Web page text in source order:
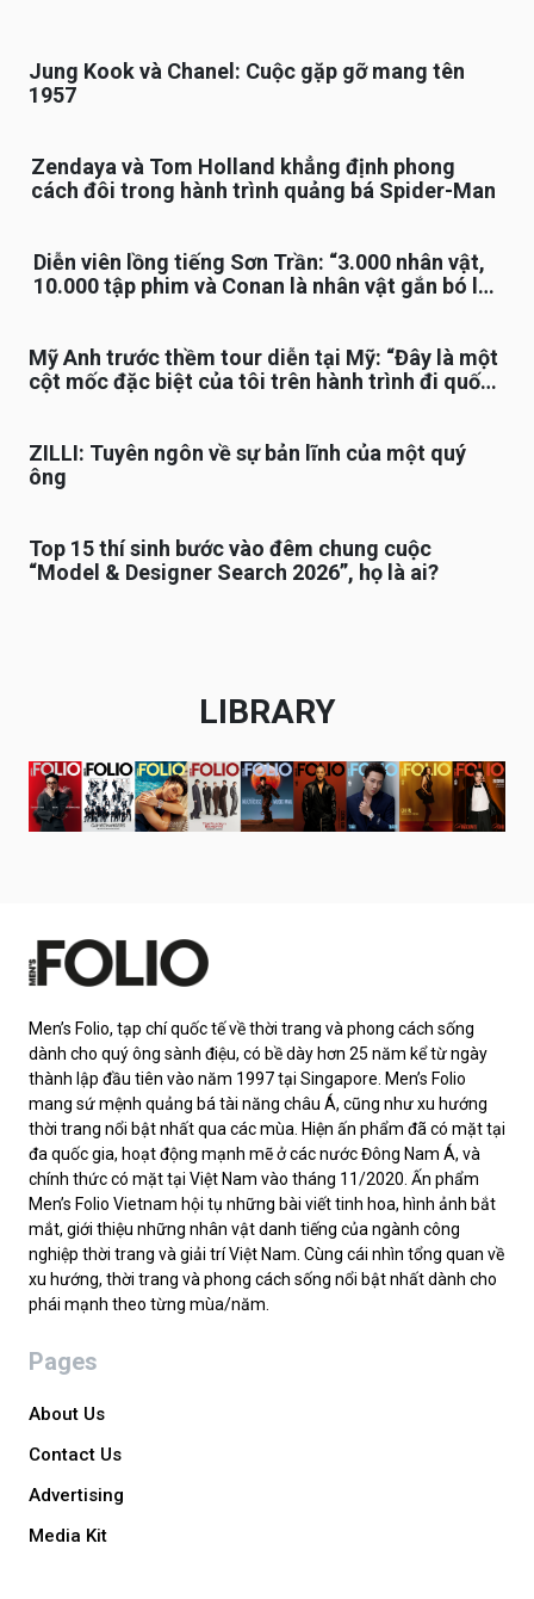
Jung Kook và Chanel: Cuộc gặp gỡ mang tên
1957
Zendaya và Tom Holland khẳng định phong
cách đôi trong hành trình quảng bá Spider-Man
Diễn viên lồng tiếng Sơn Trần: “3.000 nhân vật,
10.000 tập phim và Conan là nhân vật gắn bó lâu
Mỹ Anh trước thềm tour diễn tại Mỹ: “Đây là một
cột mốc đặc biệt của tôi trên hành trình đi quốc
ZILLI: Tuyên ngôn về sự bản lĩnh của một quý
ông
Top 15 thí sinh bước vào đêm chung cuộc
“Model & Designer Search 2026”, họ là ai?
LIBRARY
Men’s Folio, tạp chí quốc tế về thời trang và phong cách sống
dành cho quý ông sành điệu, có bề dày hơn 25 năm kể từ ngày
thành lập đầu tiên vào năm 1997 tại Singapore. Men’s Folio
mang sứ mệnh quảng bá tài năng châu Á, cũng như xu hướng
thời trang nổi bật nhất qua các mùa. Hiện ấn phẩm đã có mặt tại
đa quốc gia, hoạt động mạnh mẽ ở các nước Đông Nam Á, và
chính thức có mặt tại Việt Nam vào tháng 11/2020. Ấn phẩm
Men’s Folio Vietnam hội tụ những bài viết tinh hoa, hình ảnh bắt
mắt, giới thiệu những nhân vật danh tiếng của ngành công
nghiệp thời trang và giải trí Việt Nam. Cùng cái nhìn tổng quan về
xu hướng, thời trang và phong cách sống nổi bật nhất dành cho
phái mạnh theo từng mùa/năm.
Pages
About Us
Contact Us
Advertising
Media Kit